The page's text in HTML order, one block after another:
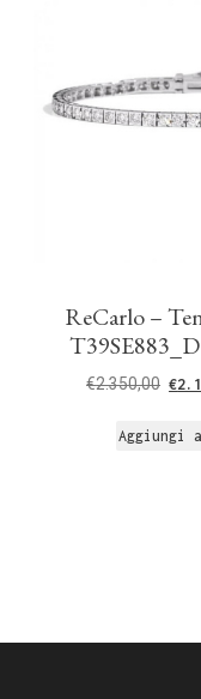
ReCarlo –
€2.350,00 €
Aggiungi